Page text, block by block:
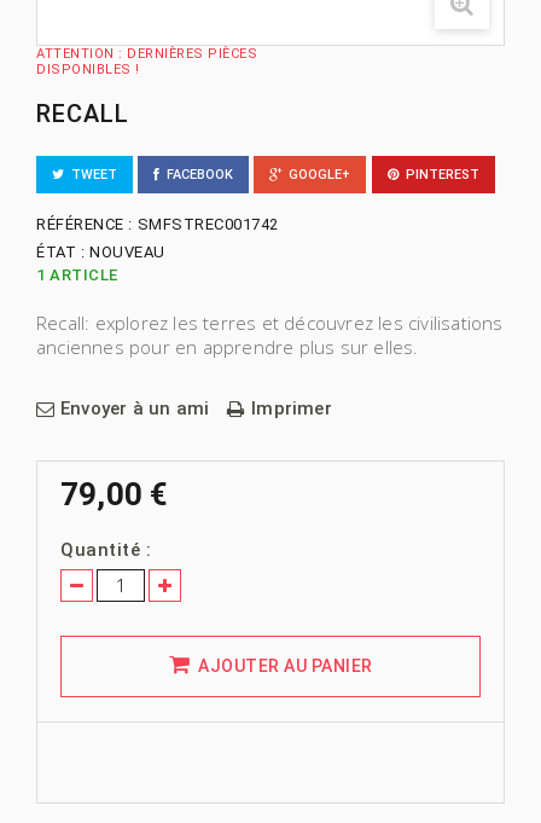
ATTENTION : DERNIÈRES PIÈCES
DISPONIBLES !
RECALL
TWEET FACEBOOK GOOGLE+ PINTEREST
RÉFÉRENCE : SMFSTREC001742
ÉTAT : NOUVEAU
1 ARTICLE
Recall: explorez les terres et découvrez les civilisations
anciennes pour en apprendre plus sur elles.
Envoyer à un ami Imprimer
79,00 €
Quantité :
AJOUTER AU PANIER